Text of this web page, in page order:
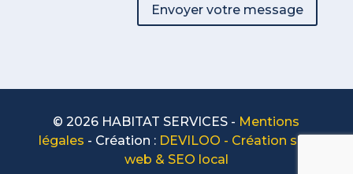
Envoyer votre message
© 2026 HABITAT SERVICES - Mentions
légales - Création : DEVILOO - Création site
web & SEO local